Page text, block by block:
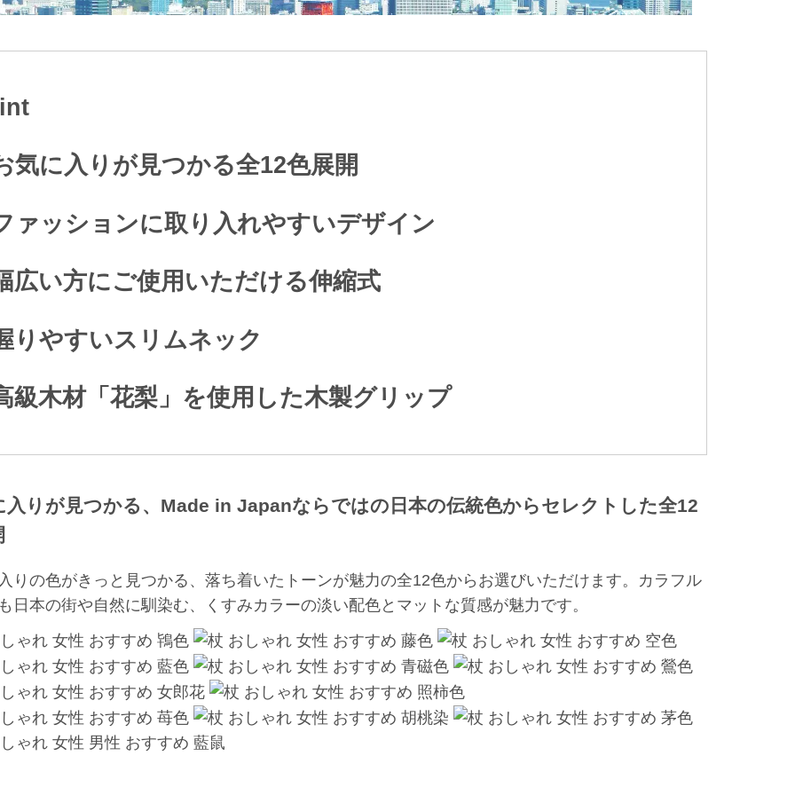
気に入りが見つかる全12色展開
ァッションに取り入れやすいデザイン
広い方にご使用いただける伸縮式
りやすいスリムネック
級木材「花梨」を使用した木製グリップ
入りが見つかる、Made in Japanならではの日本の伝統色からセレクトした全12
りの色がきっと見つかる、落ち着いたトーンが魅力の全12色からお選びいただけます。カラフル
日本の街や自然に馴染む、くすみカラーの淡い配色とマットな質感が魅力です。